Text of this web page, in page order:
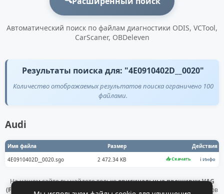
Автоматический поиск по файлам диагностики ODIS, VCTool,
CarScaner, OBDeleven
Результаты поиска для: "4E0910402D__0020"
Количество отображаемых результатов поиска ограничено 100
файлами.
Audi
Имя файла Размер
Действия
4E0910402D__0020.sgo
2 472.34 KB 📥 Скачать ℹ️ Инфо
На нашем сайте вы найдете толькооригинальные прошивки VAG
(Flashdaten)
. Все файлы получены напрямую с официальных серверов